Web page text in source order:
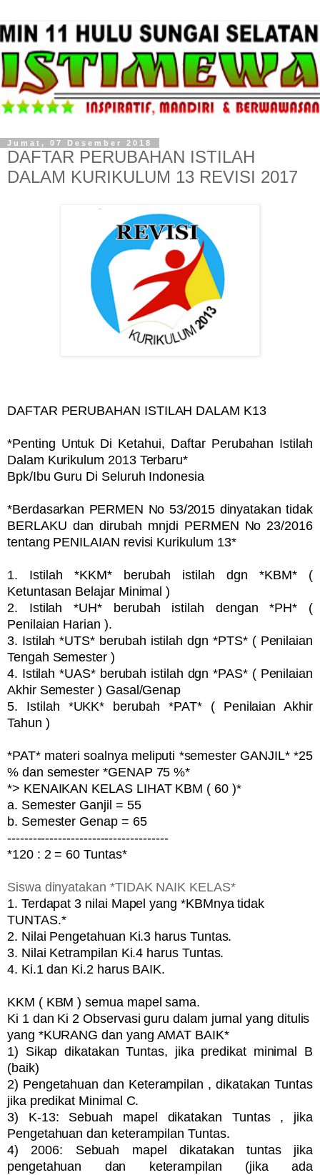
Jumat, 07 Desember 2018
DAFTAR PERUBAHAN ISTILAH
DALAM KURIKULUM 13 REVISI 2017
DAFTAR PERUBAHAN ISTILAH DALAM K13
*Penting Untuk Di Ketahui, Daftar Perubahan Istilah
Dalam Kurikulum 2013 Terbaru*
Bpk/Ibu Guru Di Seluruh Indonesia
*Berdasarkan PERMEN No 53/2015 dinyatakan tidak
BERLAKU dan dirubah mnjdi PERMEN No 23/2016
tentang PENILAIAN revisi Kurikulum 13*
1. Istilah *KKM* berubah istilah dgn *KBM* (
Ketuntasan Belajar Minimal )
2. Istilah *UH* berubah istilah dengan *PH* (
Penilaian Harian ).
3. Istilah *UTS* berubah istilah dgn *PTS* ( Penilaian
Tengah Semester )
4. Istilah *UAS* berubah istilah dgn *PAS* ( Penilaian
Akhir Semester ) Gasal/Genap
5. Istilah *UKK* berubah *PAT* ( Penilaian Akhir
Tahun )
*PAT* materi soalnya meliputi *semester GANJIL* *25
% dan semester *GENAP 75 %*
*> KENAIKAN KELAS LIHAT KBM ( 60 )*
a. Semester Ganjil = 55
b. Semester Genap = 65
--------------------------------------
*120 : 2 = 60 Tuntas*
Siswa dinyatakan *TIDAK NAIK KELAS*
1. Terdapat 3 nilai Mapel yang *KBMnya tidak
TUNTAS.*
2. Nilai Pengetahuan Ki.3 harus Tuntas.
3. Nilai Ketrampilan Ki.4 harus Tuntas.
4. Ki.1 dan Ki.2 harus BAIK.
KKM ( KBM ) semua mapel sama.
Ki 1 dan Ki 2 Observasi guru dalam jurnal yang ditulis
yang *KURANG dan yang AMAT BAIK*
1) Sikap dikatakan Tuntas, jika predikat minimal B
(baik)
2) Pengetahuan dan Keterampilan , dikatakan Tuntas
jika predikat Minimal C.
3) K-13: Sebuah mapel dikatakan Tuntas , jika
Pengetahuan dan keterampilan Tuntas.
4) 2006: Sebuah mapel dikatakan tuntas jika
pengetahuan dan keterampilan (jika ada